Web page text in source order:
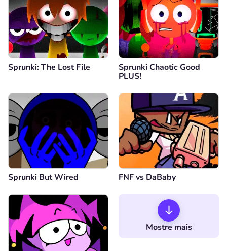
Sprunki: The Lost File
Sprunki Chaotic Good
PLUS!
Sprunki But Wired FNF vs DaBaby
Mostre mais